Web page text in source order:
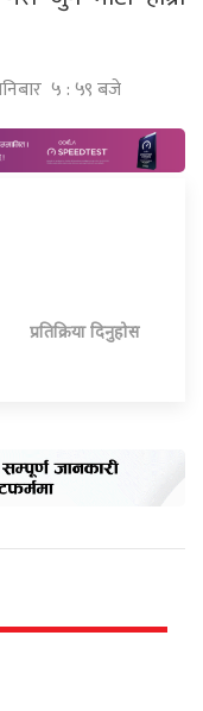
५ : ५९ बजे
प्रतिक्रिया दिनुहोस